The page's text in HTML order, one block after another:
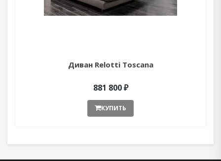
Диван Relotti Toscana
881 800 ₽
КУПИТЬ